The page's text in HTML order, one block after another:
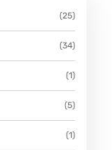
(25)
(34)
(1)
(5)
(1)